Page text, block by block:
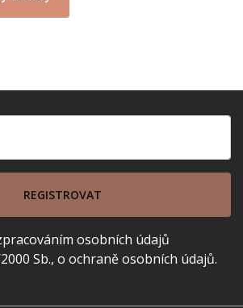
REGISTROVAT
osobních údajů
Sb., o ochraně osobních údajů.